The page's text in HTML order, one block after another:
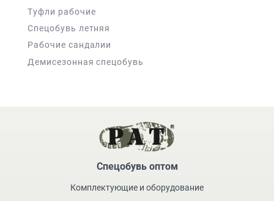
Туфли рабочие
Спецобувь летняя
Рабочие сандалии
Демисезонная спецобувь
Спецобувь оптом
Комплектующие и оборудование